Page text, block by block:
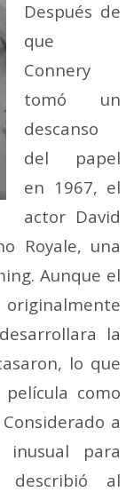
Después de
que
Connery
tomó un
descanso
del papel
en 1967, el
actor David
Royale, una
Aunque el
originalmente
la
lo que
como
a
para
describió al